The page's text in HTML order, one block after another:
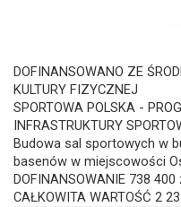
DOFINANSOWANO ZE
KULTURY FIZYCZNEJ
SPORTOWA POLSKA -
INFRASTRUKTURY
Budowa sal sportowych w
basenów w miejscowości
DOFINANSOWANIE 738 400
CAŁKOWITA WARTOŚĆ 2